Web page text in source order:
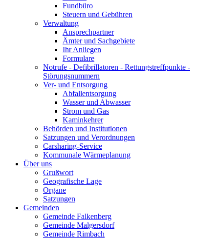
Fundbüro
Steuern und Gebühren
Verwaltung
Ansprechpartner
Ämter und Sachgebiete
Ihr Anliegen
Formulare
Notrufe - Defibrillatoren - Rettungstreffpunkte -
Störungsnummern
Ver- und Entsorgung
Abfallentsorgung
Wasser und Abwasser
Strom und Gas
Kaminkehrer
Behörden und Institutionen
Satzungen und Verordnungen
Carsharing-Service
Kommunale Wärmeplanung
Über uns
Grußwort
Geografische Lage
Organe
Satzungen
Gemeinden
Gemeinde Falkenberg
Gemeinde Malgersdorf
Gemeinde Rimbach